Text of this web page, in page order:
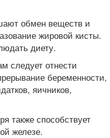
обмен веществ и
жировой кисты.
диету.
следует отнести
беременности,
яичников,
также способствует
железе.